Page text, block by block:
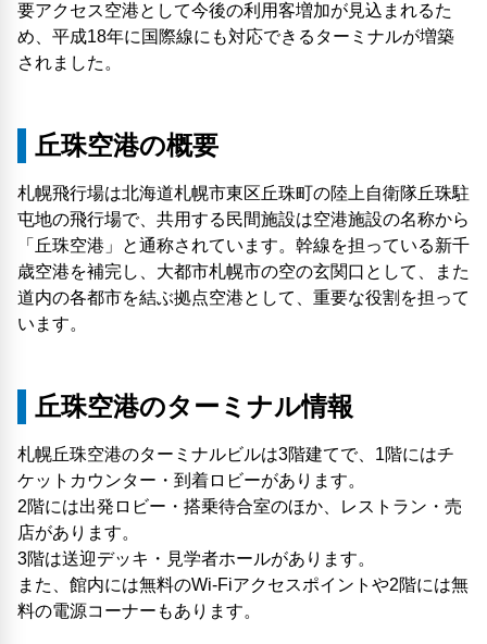
要アクセス空港として今後の利用客増加が見込まれるた
め、平成18年に国際線にも対応できるターミナルが増築
されました。
丘珠空港の概要
札幌飛行場は北海道札幌市東区丘珠町の陸上自衛隊丘珠駐
屯地の飛行場で、共用する民間施設は空港施設の名称から
「丘珠空港」と通称されています。幹線を担っている新千
歳空港を補完し、大都市札幌市の空の玄関口として、また
道内の各都市を結ぶ拠点空港として、重要な役割を担って
います。
丘珠空港のターミナル情報
札幌丘珠空港のターミナルビルは3階建てで、1階にはチ
ケットカウンター・到着ロビーがあります。
2階には出発ロビー・搭乗待合室のほか、レストラン・売
店があります。
3階は送迎デッキ・見学者ホールがあります。
また、館内には無料のWi-Fiアクセスポイントや2階には無
料の電源コーナーもあります。